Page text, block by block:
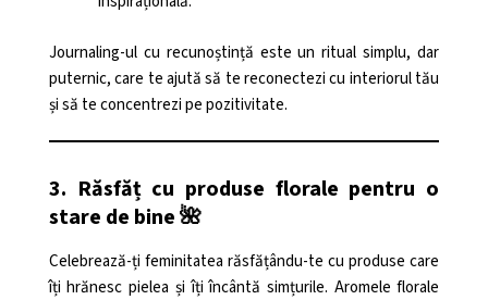
Journaling-ul cu recunoștință este un ritual simplu, dar
puternic, care te ajută să te reconectezi cu interiorul tău
și să te concentrezi pe pozitivitate.
3. Răsfăț cu produse florale pentru o
stare de bine 🌺
Celebrează-ți feminitatea răsfățându-te cu produse care
îți hrănesc pielea și îți încântă simțurile. Aromele florale